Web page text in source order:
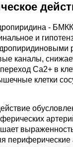
-
и
каналы,
Ca2+ в
клетки
периферические